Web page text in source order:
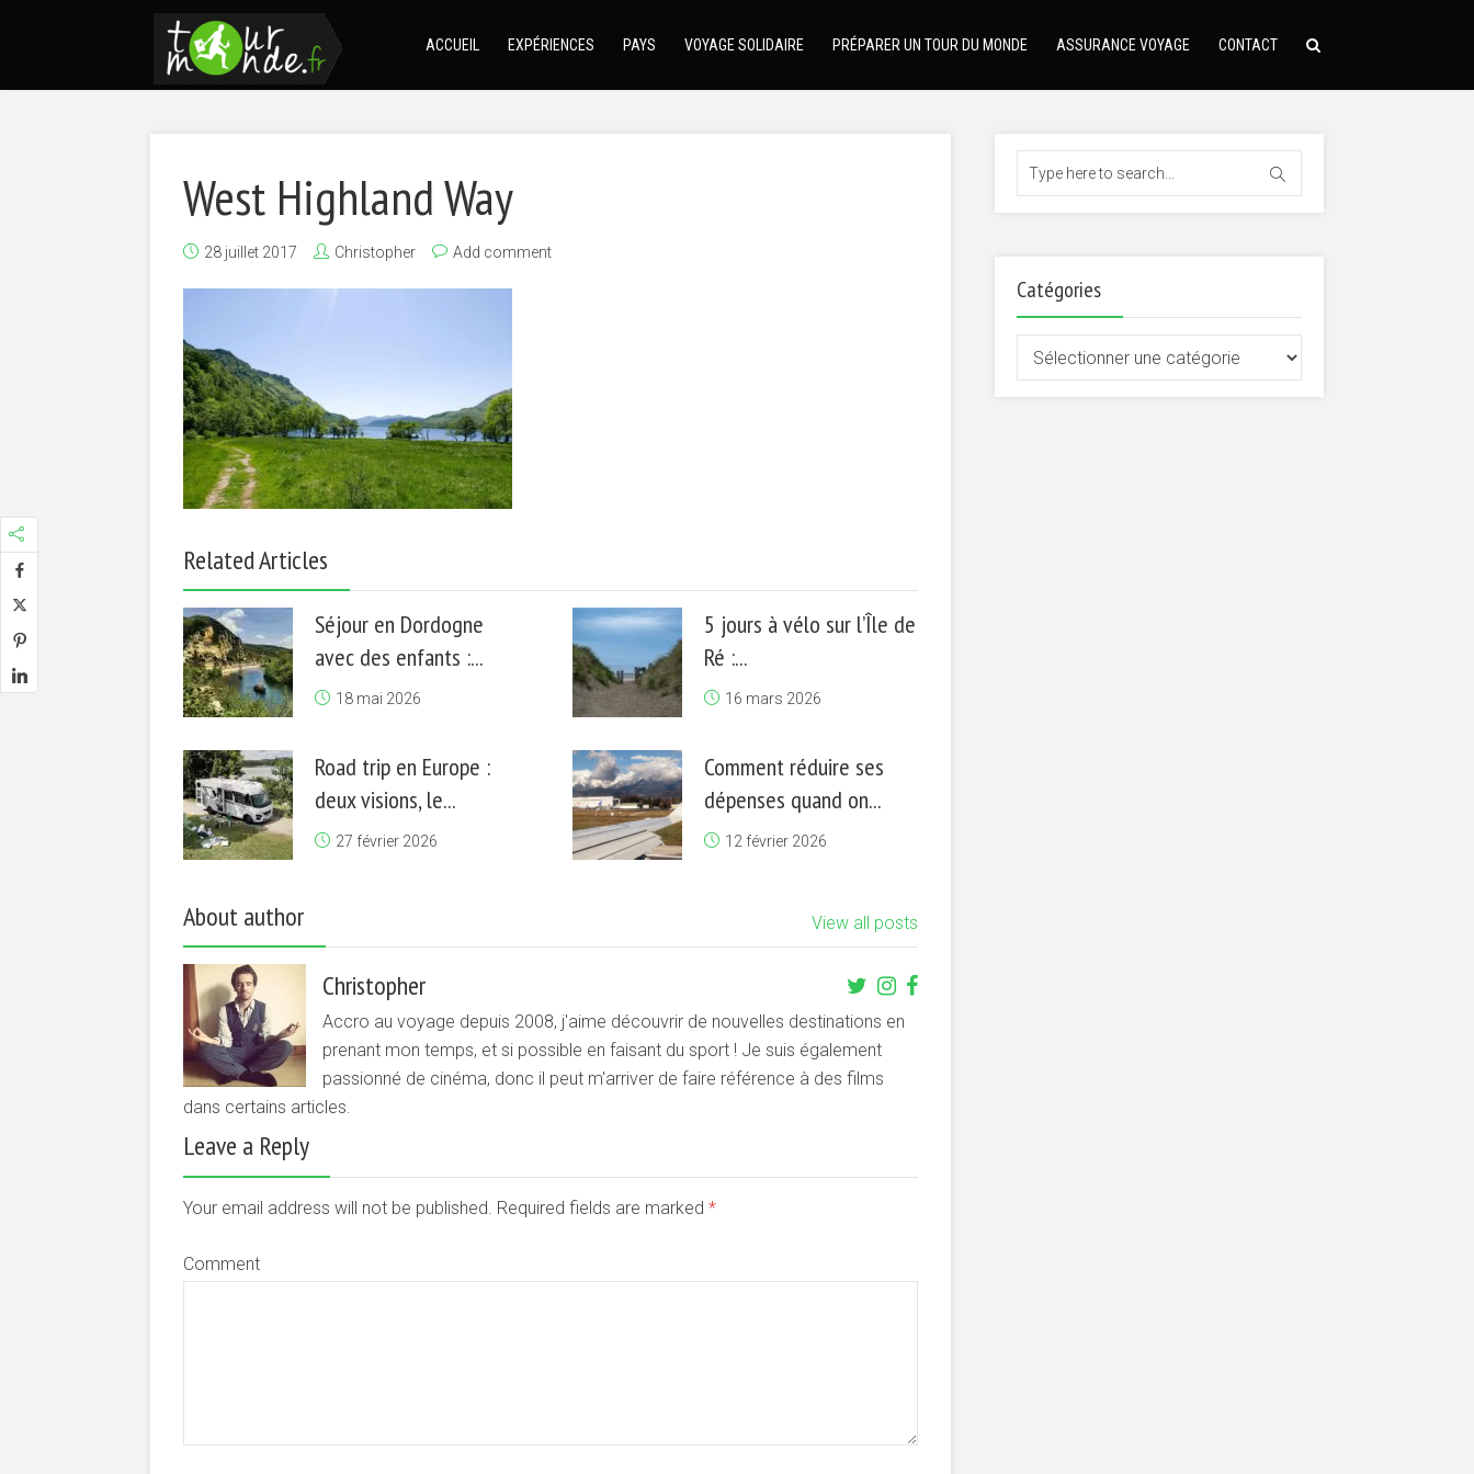
ACCUEIL EXPÉRIENCES PAYS VOYAGE SOLIDAIRE PRÉPARER UN TOUR DU MONDE ASSURANCE VOYAGE CONTACT
West Highland Way
28 juillet 2017 Christopher Add comment
Related Articles
Séjour en Dordogne
avec des enfants :...
18 mai 2026
5 jours à vélo sur l’Île de
Ré :...
16 mars 2026
Road trip en Europe :
deux visions, le...
27 février 2026
Comment réduire ses
dépenses quand on...
12 février 2026
About author View all posts
Christopher
Accro au voyage depuis 2008, j'aime découvrir de nouvelles destinations en
prenant mon temps, et si possible en faisant du sport ! Je suis également
passionné de cinéma, donc il peut m'arriver de faire référence à des films
dans certains articles.
Leave a Reply
Your email address will not be published. Required fields are marked *
Comment
Catégories